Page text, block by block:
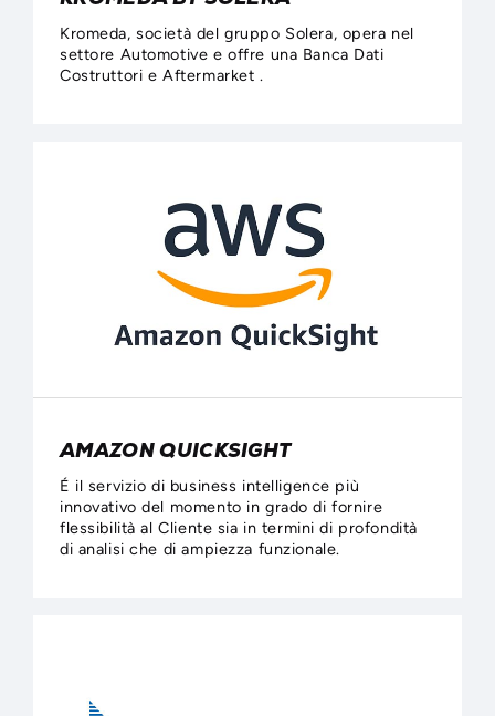
Kromeda, società del gruppo Solera, opera nel
settore Automotive e offre una Banca Dati
Costruttori e Aftermarket .
AMAZON QUICKSIGHT
É il servizio di business intelligence più
innovativo del momento in grado di fornire
flessibilità al Cliente sia in termini di profondità
di analisi che di ampiezza funzionale.